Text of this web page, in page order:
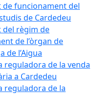
de funcionament del
de Cardedeu
del règim de
de l’òrgan de
de l’Aigua
reguladora de la venda
a Cardedeu
reguladora de la